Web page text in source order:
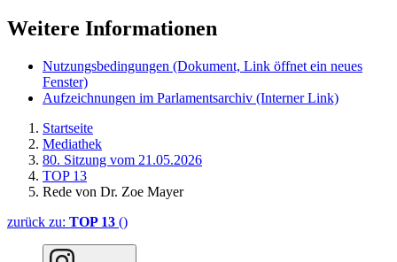
Weitere Informationen
Nutzungsbedingungen (Dokument, Link öffnet ein neues
Fenster)
Aufzeichnungen im Parlamentsarchiv (Interner Link)
Startseite
Mediathek
80. Sitzung vom 21.05.2026
TOP 13
Rede von Dr. Zoe Mayer
zurück zu: TOP 13 ()